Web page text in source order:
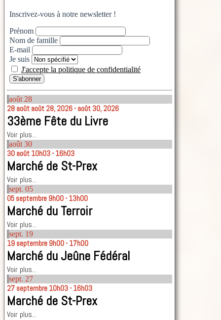
Inscrivez-vous à notre newsletter !
Prénom
Nom de famille
E-mail
Je suis
J'accepte la politique de confidentialité
août 28
28 août août 28, 2026 - août 30, 2026
33ème Fête du Livre
Voir plus...
août 30
30 août 10h03 - 16h03
Marché de St-Prex
Voir plus...
sept. 05
05 septembre 9h00 - 13h00
Marché du Terroir
Voir plus...
sept. 19
19 septembre 9h00 - 17h00
Marché du Jeûne Fédéral
Voir plus...
sept. 27
27 septembre 10h03 - 16h03
Marché de St-Prex
Voir plus...